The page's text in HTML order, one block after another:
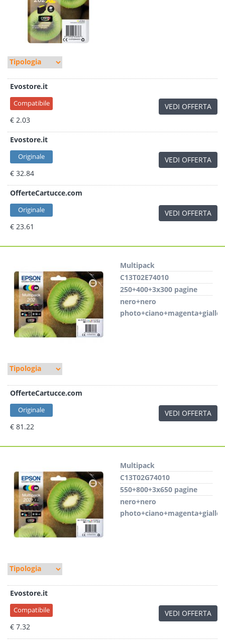
Evostore.it
Compatibile
€ 2.03
VEDI OFFERTA
Evostore.it
Originale
€ 32.84
VEDI OFFERTA
OfferteCartucce.com
Originale
€ 23.61
VEDI OFFERTA
Multipack
C13T02E74010
250+400+3x300 pagine
nero+nero
photo+ciano+magenta+giallo
OfferteCartucce.com
Originale
€ 81.22
VEDI OFFERTA
Multipack
C13T02G74010
550+800+3x650 pagine
nero+nero
photo+ciano+magenta+giallo
Evostore.it
Compatibile
€ 7.32
VEDI OFFERTA